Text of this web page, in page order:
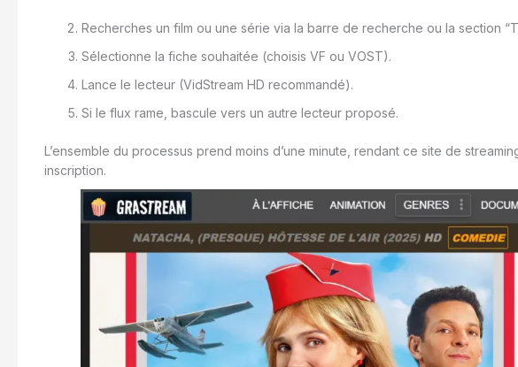
Recherches un film ou une série via la barre de recherche ou la section
Sélectionne la fiche souhaitée (choisis VF ou VOST).
Lance le lecteur (VidStream HD recommandé).
Si le flux rame, bascule vers un autre lecteur proposé.
L’ensemble du processus prend moins d’une minute, rendant ce site de
inscription.